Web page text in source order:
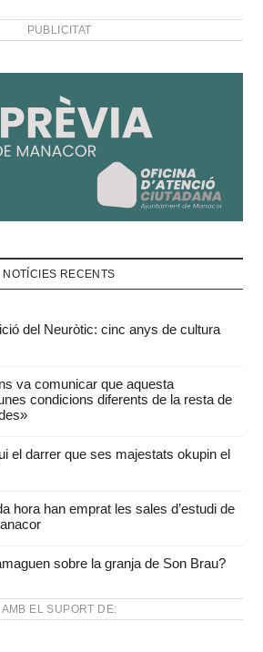
PUBLICITAT
NOTÍCIES RECENTS
del Neuròtic: cinc anys de cultura
va comunicar que aquesta
condicions diferents de la resta de
el darrer que ses majestats okupin el
hora han emprat les sales d’estudi de
sobre la granja de Son Brau?
AMB EL SUPORT DE: